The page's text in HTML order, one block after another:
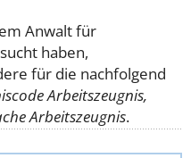
Anwalt für
haben,
für die nachfolgend
Arbeitszeugnis,
Arbeitszeugnis.